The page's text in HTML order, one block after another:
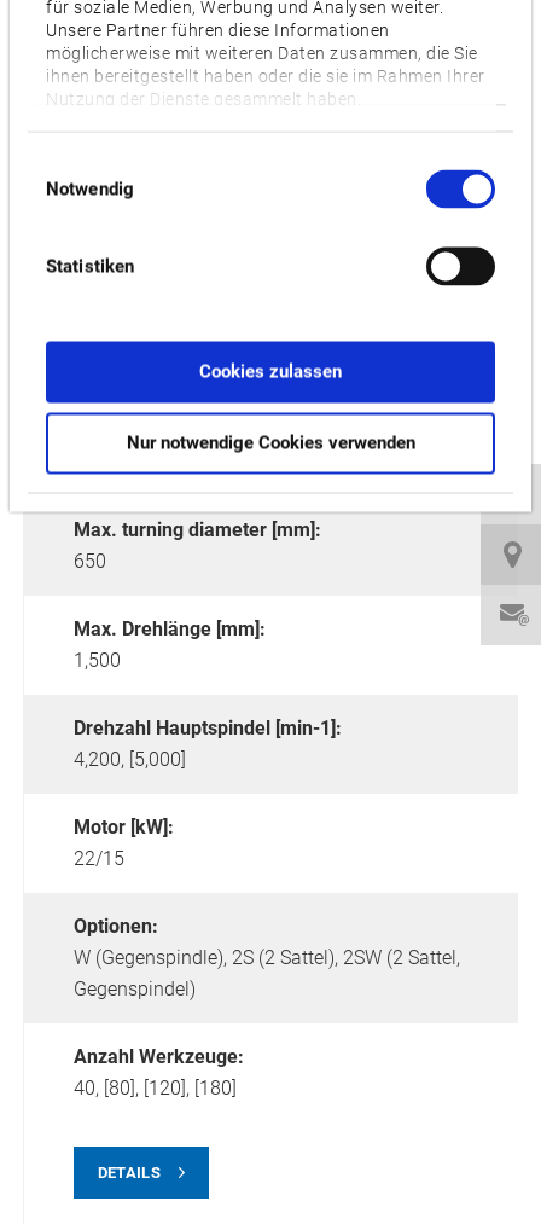
für soziale Medien, Werbung und Analysen weiter.
Unsere Partner führen diese Informationen
möglicherweise mit weiteren Daten zusammen, die Sie
ihnen bereitgestellt haben oder die sie im Rahmen Ihrer
Nutzung der Dienste gesammelt haben.
Notwendig
Statistiken
Cookies zulassen
Nur notwendige Cookies verwenden
Videos / Downloads
ZUGEHÖRIGE PRODUKTE:
MULTUS U3000 LASER EX
Max. turning diameter [mm]:
650
Max. Drehlänge [mm]:
1,500
Drehzahl Hauptspindel [min-1]:
4,200, [5,000]
Motor [kW]:
22/15
Optionen:
W (Gegenspindle), 2S (2 Sattel), 2SW (2 Sattel,
Gegenspindel)
Anzahl Werkzeuge:
40, [80], [120], [180]
DETAILS